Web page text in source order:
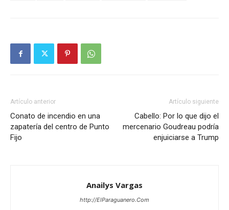
Artículo anterior
Conato de incendio en una
zapatería del centro de Punto
Fijo
Artículo siguiente
Cabello: Por lo que dijo el
mercenario Goudreau podría
enjuiciarse a Trump
Anailys Vargas
http://ElParaguanero.Com